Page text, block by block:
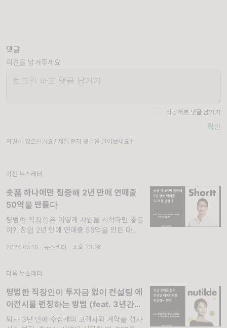
댓글
의견을 남겨주세요
비공개로 댓글 남기기
확인
의견이 있으신가요? 제일 먼저 댓글을 달아보세요 !
이전 뉴스레터
숏폼 하나에만 집중해 2년 만에 연매출
50억을 만들다
평범한 직장인은 어떻게 사업을 시작하면 좋을
까?. 창업 2년 만에 연매출 56억을 만든 대행
투자는 한푼도 받지 않았고요. 전략은 숏폼
2024.05.16 뉴스레터 조회 23.9K
다음 뉴스레터
평범한 직장인이 투자금 없이 컨설팅 에
이전시를 런칭하는 방법 (feat. 3년간
44개 계약)
퇴사 3년 만에 수십개의 고객사와 계약을 성사